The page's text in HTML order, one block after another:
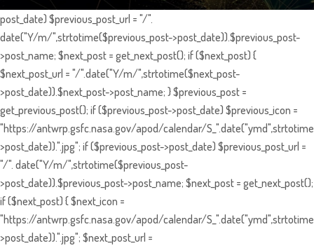
post_date) $previous_post_url = "/".
date("Y/m/",strtotime($previous_post->post_date)).$previous_post-
>post_name; $next_post = get_next_post(); if ($next_post) {
$next_post_url = "/".date("Y/m/",strtotime($next_post-
>post_date)).$next_post->post_name; } $previous_post =
get_previous_post(); if ($previous_post->post_date) $previous_icon =
"https://antwrp.gsfc.nasa.gov/apod/calendar/
>post_date)).".jpg"; if ($previous_post->post_date) $previous_post_url =
"/". date("Y/m/",strtotime($previous_post-
>post_date)).$previous_post->post_name; $next_post = get_next_post();
if ($next_post) { $next_icon =
"https://antwrp.gsfc.nasa.gov/apod/calendar/
>post_date)).".jpg"; $next_post_url =